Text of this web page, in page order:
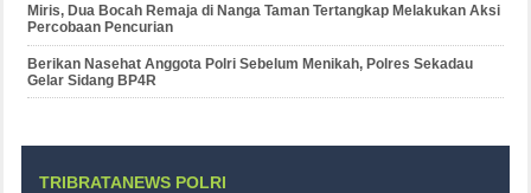
Miris, Dua Bocah Remaja di Nanga Taman Tertangkap Melakukan Aksi
Percobaan Pencurian
Berikan Nasehat Anggota Polri Sebelum Menikah, Polres Sekadau
Gelar Sidang BP4R
TRIBRATANEWS POLRI